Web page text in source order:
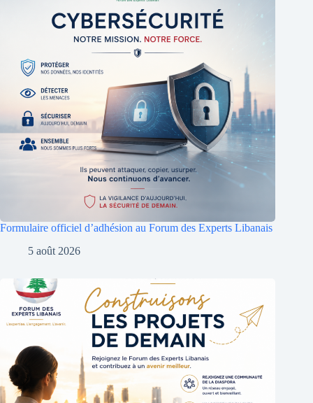
Formulaire officiel d’adhésion au Forum des Experts Libanais
5 août 2026